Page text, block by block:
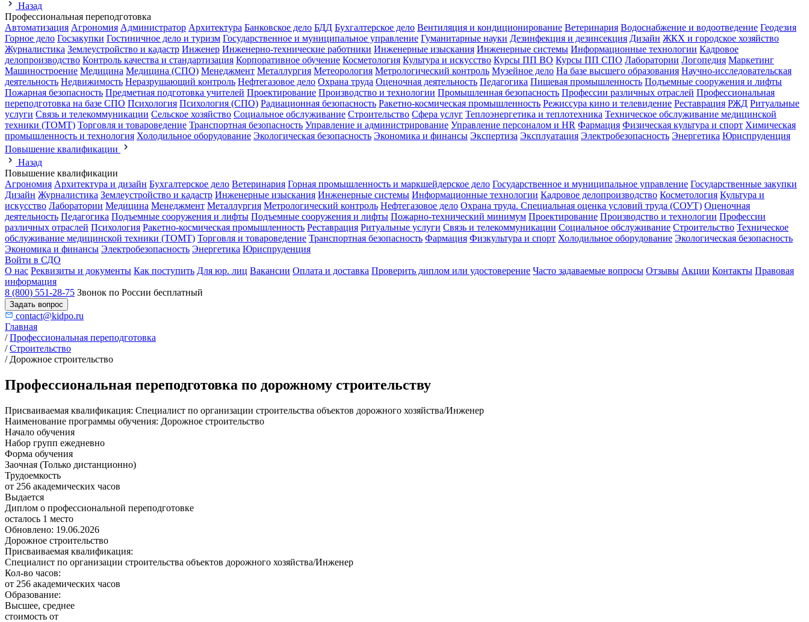
Назад
Профессиональная переподготовка
Автоматизация Агрономия Администратор Архитектура Банковское дело БДД Бухгалтерское дело Вентиляция и кондиционирование Ветеринария Водоснабжение и водоотведение Геодезия
Горное дело Госзакупки Гостиничное дело и туризм Государственное и муниципальное управление Гуманитарные науки Дезинфекция и дезинсекция Дизайн ЖКХ и городское хозяйство
Журналистика Землеустройство и кадастр Инженер Инженерно-технические работники Инженерные изыскания Инженерные системы Информационные технологии Кадровое
делопроизводство Контроль качества и стандартизация Корпоративное обучение Косметология Культура и искусство Курсы ПП ВО Курсы ПП СПО Лаборатории Логопедия Маркетинг
Машиностроение Медицина Медицина (СПО) Менеджмент Металлургия Метеорология Метрологический контроль Музейное дело На базе высшего образования Научно-исследовательская
деятельность Недвижимость Неразрушающий контроль Нефтегазовое дело Охрана труда Оценочная деятельность Педагогика Пищевая промышленность Подъемные сооружения и лифты
Пожарная безопасность Предметная подготовка учителей Проектирование Производство и технологии Промышленная безопасность Профессии различных отраслей Профессиональная
переподготовка на базе СПО Психология Психология (СПО) Радиационная безопасность Ракетно-космическая промышленность Режиссура кино и телевидение Реставрация РЖД Ритуальные
услуги Связь и телекоммуникации Сельское хозяйство Социальное обслуживание Строительство Сфера услуг Теплоэнергетика и теплотехника Техническое обслуживание медицинской
техники (ТОМТ) Торговля и товароведение Транспортная безопасность Управление и администрирование Управление персоналом и HR Фармация Физическая культура и спорт Химическая
промышленность и технология Холодильное оборудование Экологическая безопасность Экономика и финансы Экспертиза Эксплуатация Электробезопасность Энергетика Юриспруденция
Повышение квалификации
Назад
Повышение квалификации
Агрономия Архитектура и дизайн Бухгалтерское дело Ветеринария Горная промышленность и маркшейдерское дело Государственное и муниципальное управление Государственные закупки
Дизайн Журналистика Землеустройство и кадастр Инженерные изыскания Инженерные системы Информационные технологии Кадровое делопроизводство Косметология Культура и
искусство Лаборатории Медицина Менеджмент Металлургия Метрологический контроль Нефтегазовое дело Охрана труда. Специальная оценка условий труда (СОУТ) Оценочная
деятельность Педагогика Подъемные сооружения и лифты Подъемные сооружения и лифты Пожарно-технический минимум Проектирование Производство и технологии Профессии
различных отраслей Психология Ракетно-космическая промышленность Реставрация Ритуальные услуги Связь и телекоммуникации Социальное обслуживание Строительство Техническое
обслуживание медицинской техники (ТОМТ) Торговля и товароведение Транспортная безопасность Фармация Физкультура и спорт Холодильное оборудование Экологическая безопасность
Экономика и финансы Электробезопасность Энергетика Юриспруденция
Войти в СДО
О нас Реквизиты и документы Как поступить Для юр. лиц Вакансии Оплата и доставка Проверить диплом или удостоверение Часто задаваемые вопросы Отзывы Акции Контакты Правовая
информация
8 (800) 551-28-75 Звонок по России бесплатный
Задать вопрос
contact@kidpo.ru
Главная
/ Профессиональная переподготовка
/ Строительство
/ Дорожное строительство
Профессиональная переподготовка по дорожному строительству
Присваиваемая квалификация: Специалист по организации строительства объектов дорожного хозяйства/Инженер
Наименование программы обучения: Дорожное строительство
Начало обучения
Набор групп ежедневно
Форма обучения
Заочная (Только дистанционно)
Трудоемкость
от 256 академических часов
Выдается
Диплом о профессиональной переподготовке
осталось 1 место
Обновлено: 19.06.2026
Дорожное строительство
Присваиваемая квалификация:
Специалист по организации строительства объектов дорожного хозяйства/Инженер
Кол-во часов:
от 256 академических часов
Образование:
Высшее, среднее
стоимость от